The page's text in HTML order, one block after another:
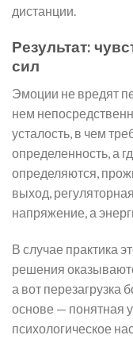
дистанции.
Результат:
сил
Эмоции не вредят
нем
усталость, в чем
определенность, а
определяются,
выход,
напряжение, а
В случае практика
решения
а вот перезагрузка
основе — понятная
психологическое